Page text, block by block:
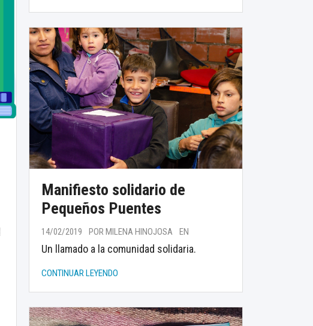
Manifiesto solidario de
Pequeños Puentes
14/02/2019 POR MILENA HINOJOSA EN
Un llamado a la comunidad solidaria.
CONTINUAR LEYENDO